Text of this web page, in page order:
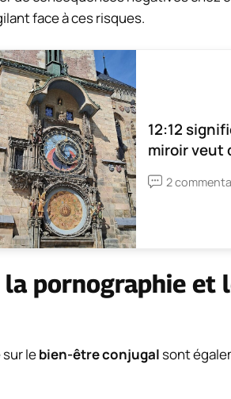
face à ces risques.
12:12
miroir veut
2
pornographie et
lebien-être conjugalsont